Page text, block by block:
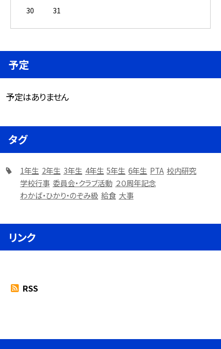
30
31
予定
予定はありません
タグ
1年生 2年生 3年生 4年生 5年生 6年生 PTA 校内研究
学校行事 委員会・クラブ活動 ２０周年記念
わかば・ひかり・のぞみ級 給食 大事
リンク
RSS